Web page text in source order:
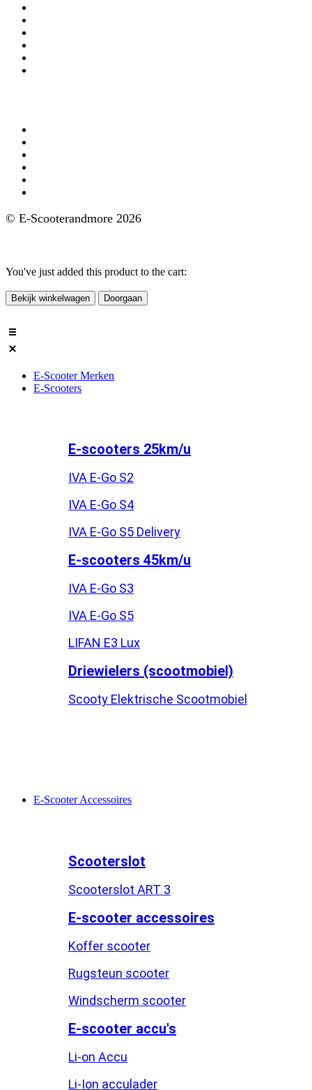
© E-Scooterandmore 2026
You've just added this product to the cart:
Bekijk winkelwagen Doorgaan
E-Scooter Merken
E-Scooters
E-scooters 25km/u
IVA E-Go S2
IVA E-Go S4
IVA E-Go S5 Delivery
E-scooters 45km/u
IVA E-Go S3
IVA E-Go S5
LIFAN E3 Lux
Driewielers (scootmobiel)
Scooty Elektrische Scootmobiel
E-Scooter Accessoires
Scooterslot
Scooterslot ART 3
E-scooter accessoires
Koffer scooter
Rugsteun scooter
Windscherm scooter
E-scooter accu's
Li-on Accu
Li-Ion acculader